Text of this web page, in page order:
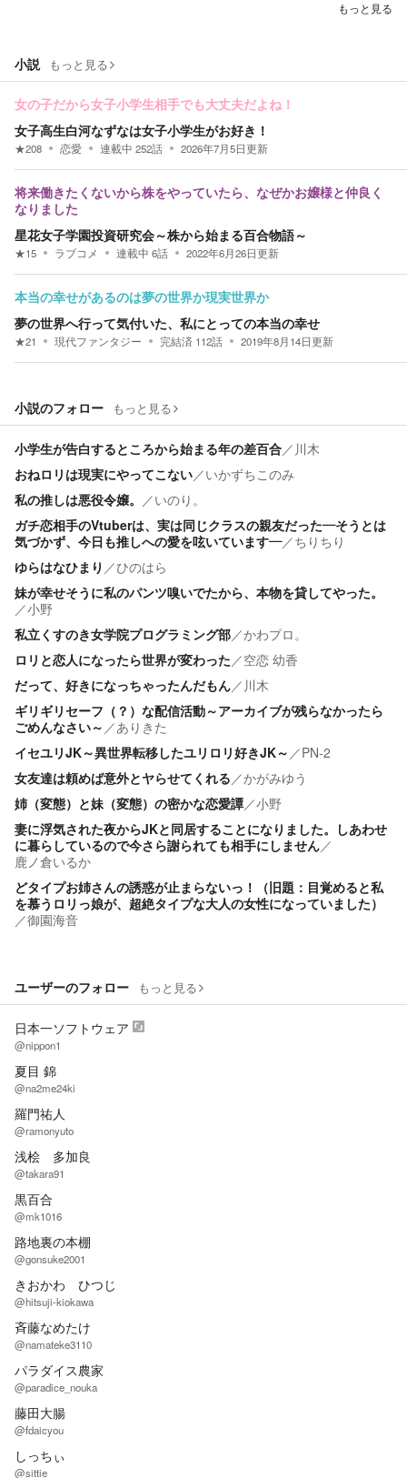
もっと見る
小説 もっと見る
女の子だから女子小学生相手でも大丈夫だよね！
女子高生白河なずなは女子小学生がお好き！
★208 恋愛 連載中 252話 2026年7月5日更新
将来働きたくないから株をやっていたら、なぜかお嬢様と仲良く
なりました
星花女子学園投資研究会～株から始まる百合物語～
★15 ラブコメ 連載中 6話 2022年6月26日更新
本当の幸せがあるのは夢の世界か現実世界か
夢の世界へ行って気付いた、私にとっての本当の幸せ
★21 現代ファンタジー 完結済 112話 2019年8月14日更新
小説のフォロー もっと見る
小学生が告白するところから始まる年の差百合／ 川木
おねロリは現実にやってこない／いかずちこのみ
私の推しは悪役令嬢。 ／いのり。
ガチ恋相手のVtuberは、実は同じクラスの親友だった―そうとは
気づかず、今日も推しへの愛を呟いています―／ちりちり
ゆらはなひまり ／ひのはら
妹が幸せそうに私のパンツ嗅いでたから、本物を貸してやった。
／小野
私立くすのき女学院プログラミング部／かわプロ。
ロリと恋人になったら世界が変わった／空恋 幼香
だって、好きになっちゃったんだもん／ 川木
ギリギリセーフ（？）な配信活動～アーカイブが残らなかったら
ごめんなさい～ ／ありきた
イセユリJK～異世界転移したユリロリ好きJK～ ／PN-2
女友達は頼めば意外とヤらせてくれる／かがみゆう
姉（変態）と妹（変態）の密かな恋愛譚／小野
妻に浮気された夜からJKと同居することになりました。しあわせ
に暮らしているので今さら謝られても相手にしません／
鹿ノ倉いるか
どタイプお姉さんの誘惑が止まらないっ！（旧題：目覚めると私
を慕うロリっ娘が、超絶タイプな大人の女性になっていました）
／御園海音
ユーザーのフォロー もっと見る
日本一ソフトウェア
@nippon1
夏目 錦
@na2me24ki
羅門祐人
@ramonyuto
浅桧 多加良
@takara91
黒百合
@mk1016
路地裏の本棚
@gonsuke2001
きおかわ ひつじ
@hitsuji-kiokawa
斉藤なめたけ
@namateke3110
パラダイス農家
@paradice_nouka
藤田大腸
@fdaicyou
しっちぃ
@sittie